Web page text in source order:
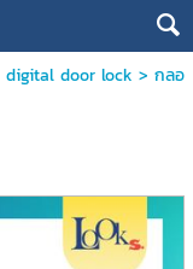
digital door lock > กลอ